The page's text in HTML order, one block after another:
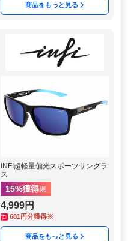
商品をもっと見る
INFI超軽量偏光スポーツサングラ
ス
15%獲得※
4,999円
681 円分獲得※
商品をもっと見る